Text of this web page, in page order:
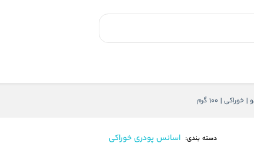
| 100 گرم
دسته بندی: اسانس پودری خوراکی